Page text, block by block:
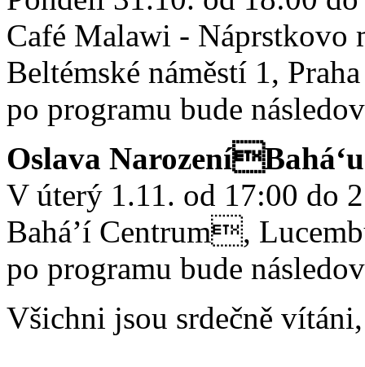
Café Malawi - Náprstkovo
Beltémské náměstí 1,
po programu bude
Oslava
V úterý 1.11. od 17:00 do
Bahá’í Centrum,
po programu bude
Všichni jsou srdečně